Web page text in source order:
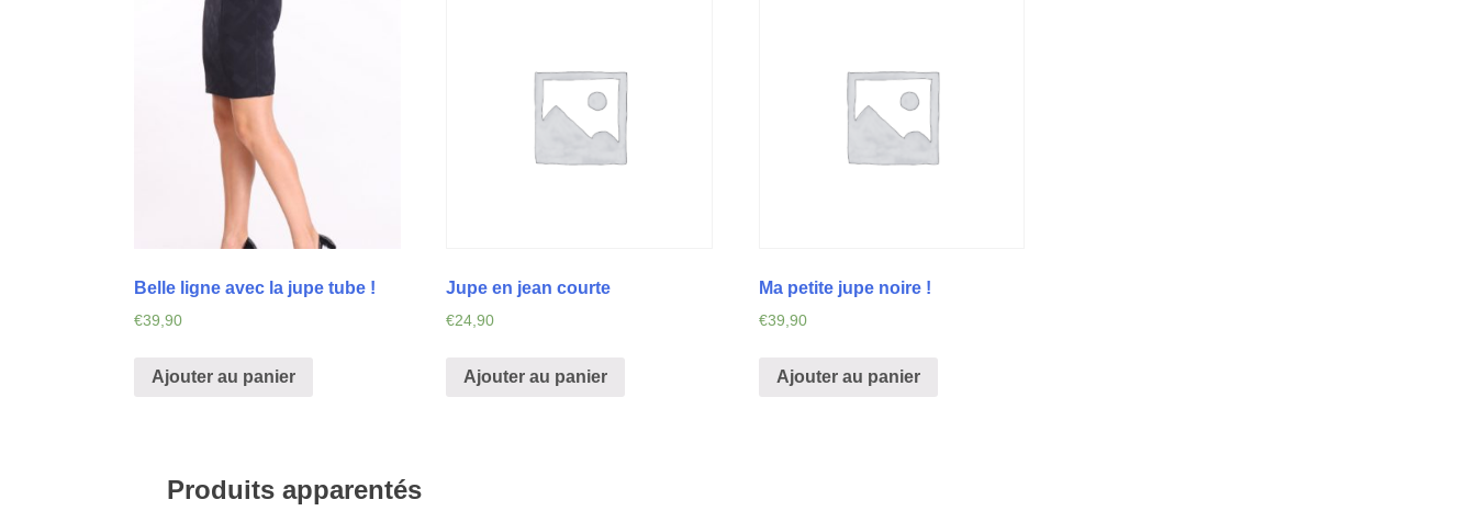
Belle ligne avec la jupe tube !
€39,90
Ajouter au panier
Jupe en jean courte
€24,90
Ajouter au panier
Ma petite jupe noire !
€39,90
Ajouter au panier
Produits apparentés